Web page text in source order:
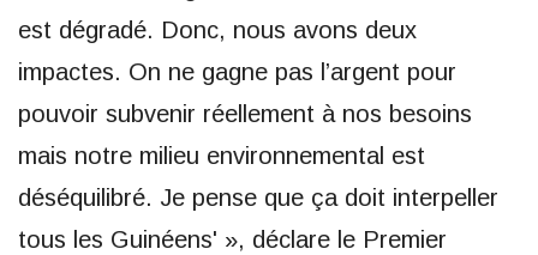
est dégradé. Donc, nous avons deux
impactes. On ne gagne pas l’argent pour
pouvoir subvenir réellement à nos besoins
mais notre milieu environnemental est
déséquilibré. Je pense que ça doit interpeller
tous les Guinéens' », déclare le Premier